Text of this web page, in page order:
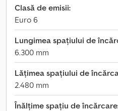
Clasă de emisii:
Euro 6
Lungimea spațiului de
6.300 mm
Lățimea spațiului de
2.480 mm
Înălțime spațiu de